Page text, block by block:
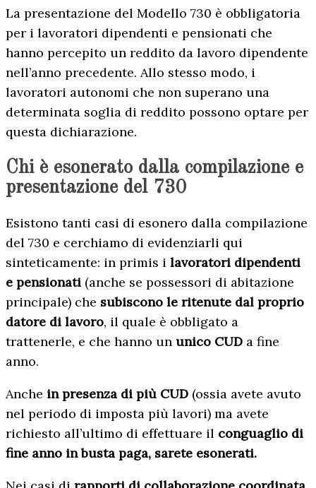
La presentazione del Modello 730 è obbligatoria
per i lavoratori dipendenti e pensionati che
hanno percepito un reddito da lavoro dipendente
nell’anno precedente. Allo stesso modo, i
lavoratori autonomi che non superano una
determinata soglia di reddito possono optare per
questa dichiarazione.
Chi è esonerato dalla compilazione e
presentazione del 730
Esistono tanti casi di esonero dalla compilazione
del 730 e cerchiamo di evidenziarli qui
sinteticamente: in primis i lavoratori dipendenti
e pensionati (anche se possessori di abitazione
principale) che subiscono le ritenute dal proprio
datore di lavoro, il quale è obbligato a
trattenerle, e che hanno un unico CUD a fine
anno.
Anche in presenza di più CUD (ossia avete avuto
nel periodo di imposta più lavori) ma avete
richiesto all’ultimo di effettuare il conguaglio di
fine anno in busta paga, sarete esonerati.